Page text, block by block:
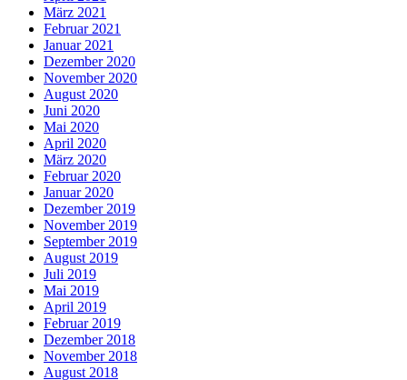
März 2021
Februar 2021
Januar 2021
Dezember 2020
November 2020
August 2020
Juni 2020
Mai 2020
April 2020
März 2020
Februar 2020
Januar 2020
Dezember 2019
November 2019
September 2019
August 2019
Juli 2019
Mai 2019
April 2019
Februar 2019
Dezember 2018
November 2018
August 2018